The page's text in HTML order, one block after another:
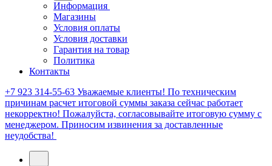
Информация
Магазины
Условия оплаты
Условия доставки
Гарантия на товар
Политика
Контакты
+7 923 314-55-63 Уважаемые клиенты! По техническим
причинам расчет итоговой суммы заказа сейчас работает
некорректно! Пожалуйста, согласовывайте итоговую сумму с
менеджером. Приносим извинения за доставленные
неудобства!